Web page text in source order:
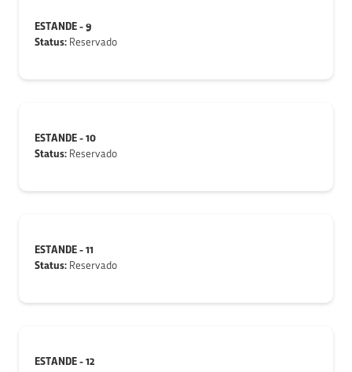
ESTANDE - 9
Status: Reservado
ESTANDE - 10
Status: Reservado
ESTANDE - 11
Status: Reservado
ESTANDE - 12